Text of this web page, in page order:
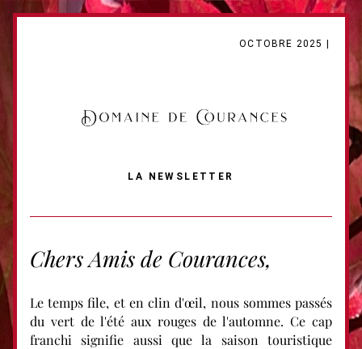
OCTOBRE 2025 |
LA NEWSLETTER
Chers Amis de Courances,
Le temps file, et en clin d'œil, nous sommes passés
du vert de l'été aux rouges de l'automne. Ce cap
franchi signifie aussi que la saison touristique